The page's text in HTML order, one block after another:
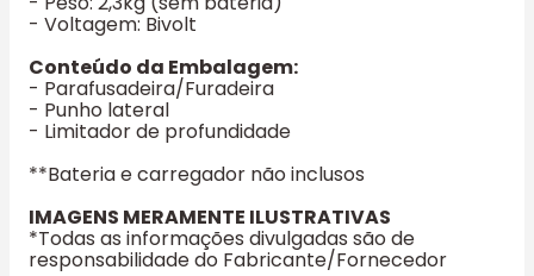
- Voltagem: Bivolt
Conteúdo da Embalagem:
- Parafusadeira/Furadeira
- Punho lateral
- Limitador de profundidade
**Bateria e carregador não inclusos
IMAGENS MERAMENTE ILUSTRATIVAS
*Todas as informações divulgadas são de
responsabilidade do Fabricante/Fornecedor